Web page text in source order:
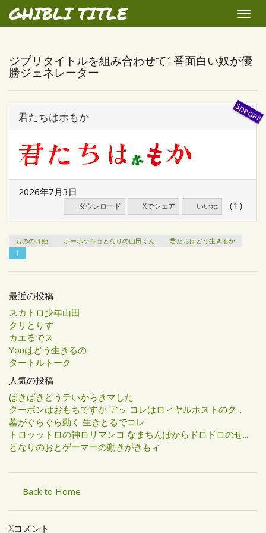
GHIBLI TITLE
Toggle
ジブリタイトルを組み合わせて1番面白い奴が優
勝ジェネレーター
君たちはホもか
2026年7月3日
ダウンロード Xでシェア いいね （1）
もののけ姫 ホーホケキョとなりの山田くん
君たちはどう生きるか
1
最近の投稿
スカトロ少年山田
クリとりす
カエるでス
Youはどう生きるの
タートルトーク
人気の投稿
ばきばきどうテいからきマした
クーポンはおもちですか アッ コレはロィヤルホストのク...
墓がぐらぐら動く 生きとるでコレ
トロッットロの神ロリマンコ なまちんぽからドロドロのせ...
となりのおとゲーマーの動きがきもィ
Back to Home
Xコメント